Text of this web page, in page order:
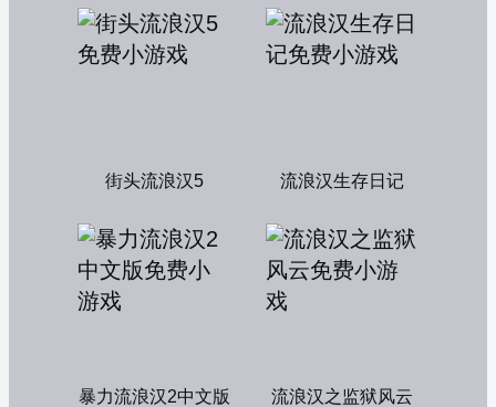
街头流浪汉5 流浪汉生存日记
暴力流浪汉2中文版 流浪汉之监狱风云